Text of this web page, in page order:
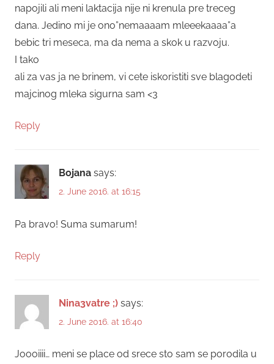
napojili ali meni laktacija nije ni krenula pre treceg
dana. Jedino mi je ono”nemaaaam mleeekaaaa”a
bebic tri meseca, ma da nema a skok u razvoju.
I tako
ali za vas ja ne brinem, vi cete iskoristiti sve blagodeti
majcinog mleka sigurna sam <3
Reply
Bojana says:
2. June 2016. at 16:15
Pa bravo! Suma sumarum!
Reply
Nina3vatre ;) says:
2. June 2016. at 16:40
Joooiiii… meni se place od srece sto sam se porodila u